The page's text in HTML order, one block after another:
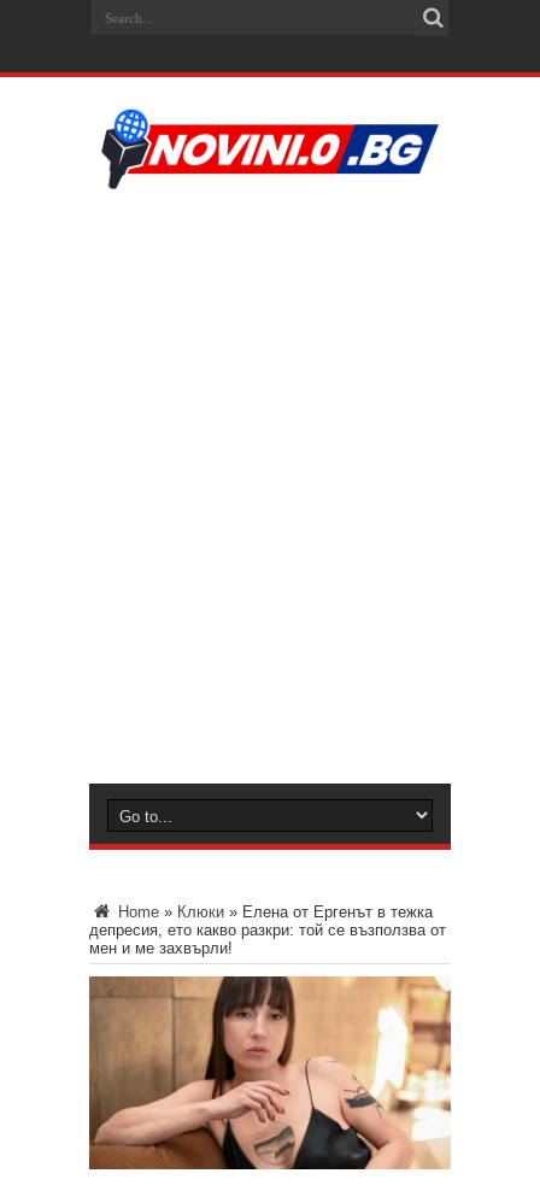
Home » Клюки » Елена от Ергенът в тежка
депресия, ето какво разкри: той се възползва от
мен и ме захвърли!